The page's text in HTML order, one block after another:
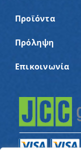
Προϊόντα
Πρόληψη
Επικοινωνία